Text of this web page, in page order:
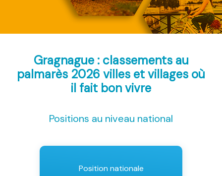
Gragnague : classements au
palmarès 2026 villes et villages où
il fait bon vivre
Positions au niveau national
Position nationale